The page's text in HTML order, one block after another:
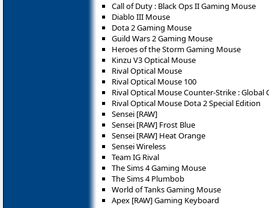
Call of Duty : Black Ops II Gaming Mouse
Diablo III Mouse
Dota 2 Gaming Mouse
Guild Wars 2 Gaming Mouse
Heroes of the Storm Gaming Mouse
Kinzu V3 Optical Mouse
Rival Optical Mouse
Rival Optical Mouse 100
Rival Optical Mouse Counter-Strike : Global
Rival Optical Mouse Dota 2 Special Edition
Sensei [RAW]
Sensei [RAW] Frost Blue
Sensei [RAW] Heat Orange
Sensei Wireless
Team IG Rival
The Sims 4 Gaming Mouse
The Sims 4 Plumbob
World of Tanks Gaming Mouse
Apex [RAW] Gaming Keyboard